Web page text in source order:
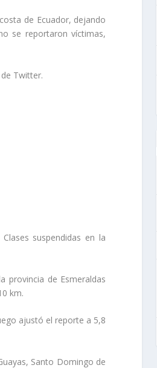
de Ecuador, dejando
se reportaron víctimas,
de Twitter.
suspendidas en la
provincia de Esmeraldas
km.
ajustó el reporte a 5,8
Santo Domingo de